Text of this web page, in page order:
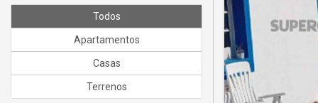
Todos
Apartamentos
Casas
Terrenos